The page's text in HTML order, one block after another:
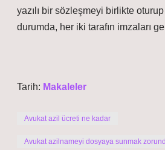
yazılı bir sözleşmeyi birlikte
durumda, her iki tarafın imzaları
Tarih: Makaleler
Avukat azil ücreti ne kadar
Avukat azilnameyi dosyaya sunmak